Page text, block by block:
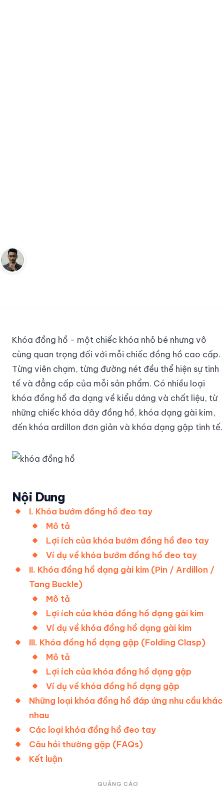
Khóa đồng hồ - một chiếc khóa nhỏ bé nhưng vô
cùng quan trọng đối với mỗi chiếc đồng hồ cao cấp.
Từng viên chạm, từng đường nét đều thể hiện sự tinh
tế và đẳng cấp của mỗi sản phẩm. Có nhiều loại
khóa đồng hồ đa dạng về kiểu dáng và chất liệu, từ
những chiếc khóa dây đồng hồ, khóa dạng gài kim,
đến khóa ardillon đơn giản và khóa dạng gập tinh tế.
Nội Dung
I. Khóa bướm đồng hồ đeo tay
Mô tả
Lợi ích của khóa bướm đồng hồ đeo tay
Ví dụ về khóa bướm đồng hồ đeo tay
II. Khóa đồng hồ dạng gài kim (Pin / Ardillon /
Tang Buckle)
Mô tả
Lợi ích của khóa đồng hồ dạng gài kim
Ví dụ về khóa đồng hồ dạng gài kim
III. Khóa đồng hồ dạng gập (Folding Clasp)
Mô tả
Lợi ích của khóa đồng hồ dạng gập
Ví dụ về khóa đồng hồ dạng gập
Những loại khóa đồng hồ đáp ứng nhu cầu khác
nhau
Các loại khóa đồng hồ đeo tay
Câu hỏi thường gặp (FAQs)
Kết luận
QUẢNG CÁO